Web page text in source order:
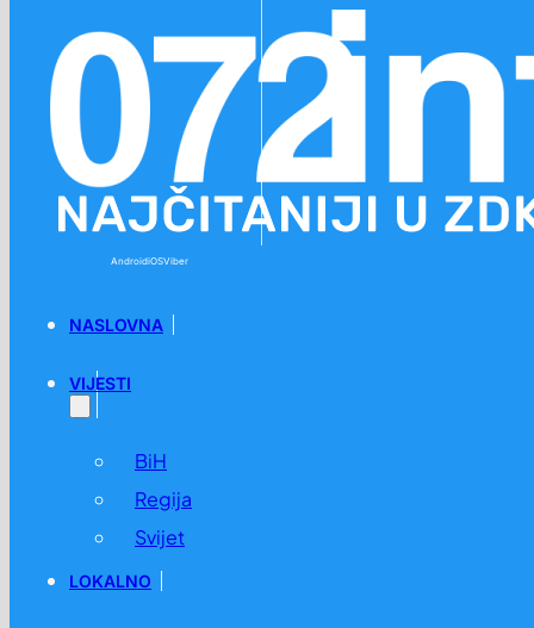
AndroidiOSViber
NASLOVNA
VIJESTI
BiH
Regija
Svijet
LOKALNO